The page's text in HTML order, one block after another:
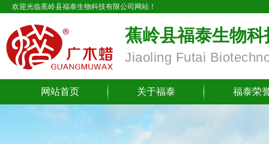
欢迎光临蕉岭县福泰生物科技有限公司网站！
蕉岭县福泰生物
Jiaoling Futai
网站首页 关于福泰 福泰荣